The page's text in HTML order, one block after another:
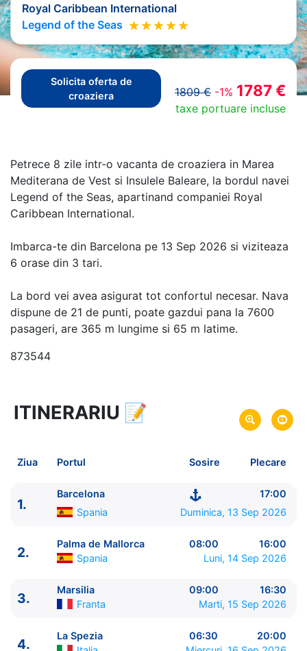
Royal Caribbean International
Legend of the Seas
Solicita oferta de
croaziera
1809 € -1% 1787 €
taxe portuare incluse
Petrece 8 zile intr-o vacanta de croaziera in Marea
Mediterana de Vest si Insulele Baleare, la bordul navei
Legend of the Seas, apartinand companiei Royal
Caribbean International.
Imbarca-te din Barcelona pe 13 Sep 2026 si viziteaza
6 orase din 3 tari.
La bord vei avea asigurat tot confortul necesar. Nava
dispune de 21 de punti, poate gazdui pana la 7600
pasageri, are 365 m lungime si 65 m latime.
873544
8 zile vacanta de croaziera in
Marea Mediterana de Vest si Insulele Baleare -
link
Sosire pe 20 Sep 2026 in Barcelona,
Legend of the Seas★★★★★
ITINERARIU 📝
Ziua Portul Sosire Plecare
1.
Barcelona
17:00
Spania
Duminica, 13 Sep 2026
2.
Palma de Mallorca 08:00
16:00
Spania
Luni, 14 Sep 2026
3.
Marsilia 09:00
16:30
Franta
Marti, 15 Sep 2026
4.
La Spezia 06:30
20:00